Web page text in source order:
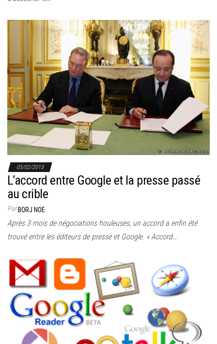
05/02/2013
L’accord entre Google et la presse passé
au crible
ParBORJ NOE
Après 3 mois de négociations houleuses, un accord a enfin été
trouvé entre les éditeurs de presse et Google. « Accord…